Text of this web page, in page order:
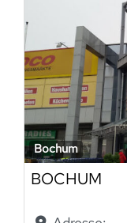
Bochum
BOCHUM